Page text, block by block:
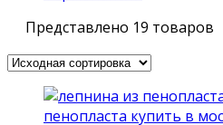
Представлено 19 товаров